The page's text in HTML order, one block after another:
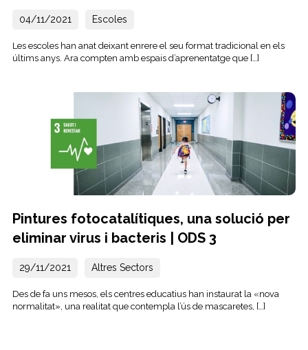
04/11/2021 Escoles
Les escoles han anat deixant enrere el seu format tradicional en els
últims anys. Ara compten amb espais d’aprenentatge que […]
Pintures fotocatalítiques, una solució per
eliminar virus i bacteris | ODS 3
29/11/2021 Altres Sectors
Des de fa uns mesos, els centres educatius han instaurat la «nova
normalitat», una realitat que contempla l’ús de mascaretes, […]